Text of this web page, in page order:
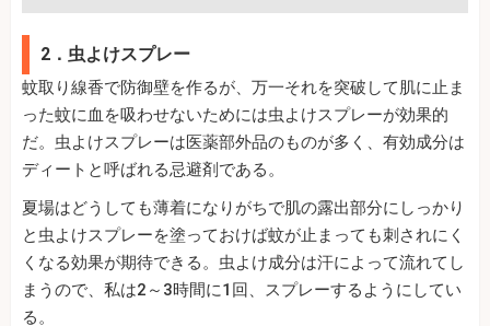
2．虫よけスプレー
蚊取り線香で防御壁を作るが、万一それを突破して肌に止ま
った蚊に血を吸わせないためには虫よけスプレーが効果的
だ。虫よけスプレーは医薬部外品のものが多く、有効成分は
ディートと呼ばれる忌避剤である。
夏場はどうしても薄着になりがちで肌の露出部分にしっかり
と虫よけスプレーを塗っておけば蚊が止まっても刺されにく
くなる効果が期待できる。虫よけ成分は汗によって流れてし
まうので、私は2～3時間に1回、スプレーするようにしてい
る。